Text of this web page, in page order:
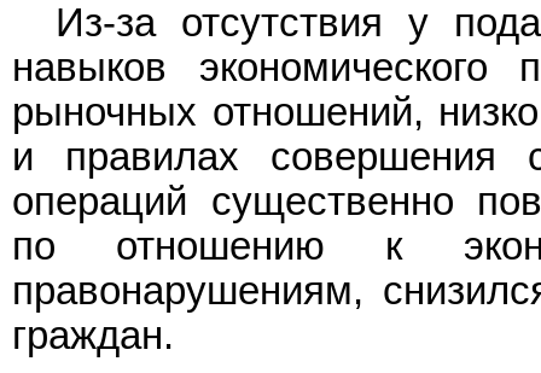
Из-за отсутствия у
навыков экономического
рыночных отношений,
и правилах совершения
операций существенно
по отношению к
правонарушениям,
граждан.